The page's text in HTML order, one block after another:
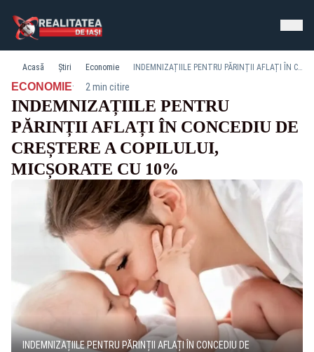
Acasă Știri Economie INDEMNIZAȚIILE PENTRU PĂRINȚII AFLAȚI ÎN CONCEDIU DE CREȘTERE A COPILULUI, MICȘORATE CU 10%
ECONOMIE· 2 min citire
INDEMNIZAȚIILE PENTRU
PĂRINȚII AFLAȚI ÎN CONCEDIU DE
CREȘTERE A COPILULUI,
MICȘORATE CU 10%
INDEMNIZAȚIILE PENTRU PĂRINȚII AFLAȚI ÎN CONCEDIU DE